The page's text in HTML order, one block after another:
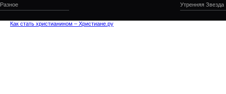
Разное
Утренняя Звезда
Как стать христианином – Христиане.ру